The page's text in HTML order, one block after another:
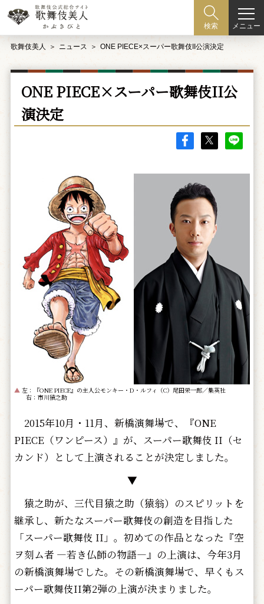
検索 メニュー
歌舞伎美人 ニュース ONE PIECE×スーパー歌舞伎II公演決定
ONE PIECE×スーパー歌舞伎II公
演決定
▲ 左：『ONE PIECE』の主人公モンキー・D・ルフィ（C）尾田栄一郎／集英社
右：市川猿之助
2015年10月・11月、新橋演舞場で、『ONE
PIECE（ワンピース）』が、スーパー歌舞伎 II （セ
カンド）として上演されることが決定しました。
▼
猿之助が、三代目猿之助（猿翁）のスピリットを
継承し、新たなスーパー歌舞伎の創造を目指した
「スーパー歌舞伎 II 」。初めての作品となった『空
ヲ刻ム者 ―若き仏師の物語―』の上演は、今年3月
の新橋演舞場でした。その新橋演舞場で、早くもス
ーパー歌舞伎II第2弾の上演が決まりました。